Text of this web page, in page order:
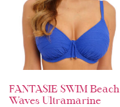
FANTASIE SWIM Beach
Waves Ultramarine